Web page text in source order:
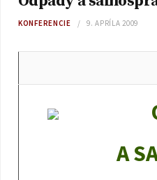
KONFERENCIE 9. APRÍLA 2009
A